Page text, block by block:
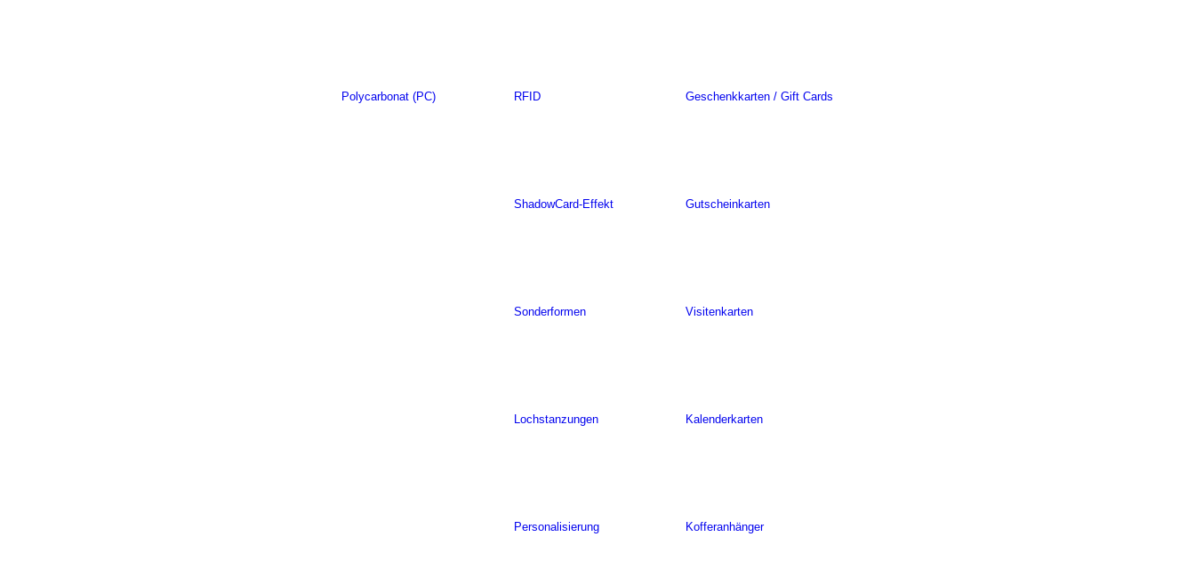
Polycarbonat (PC) RFID
ShadowCard-Effekt
Sonderformen
Lochstanzungen
Personalisierung
Geschenkkarten / Gift Cards
Gutscheinkarten
Visitenkarten
Kalenderkarten
Kofferanhänger